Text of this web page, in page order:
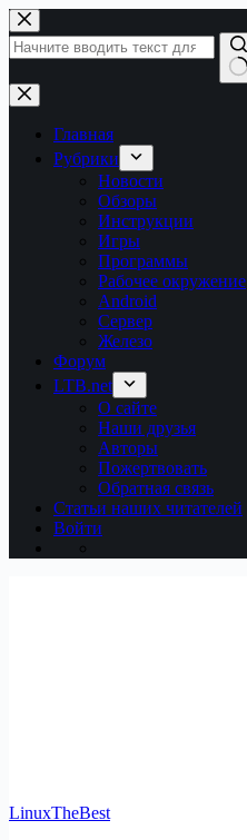
Перейти
к
сути
Ничего
не
найденоГлавная
Рубрики
Новости
Обзоры
Инструкции
Игры
Программы
Рабочее окружение
Android
Сервер
Железо
Форум
LTB.net
О сайте
Наши друзья
Авторы
Пожертвовать
Обратная связь
Статьи наших читателей
Войти
LinuxTheBest